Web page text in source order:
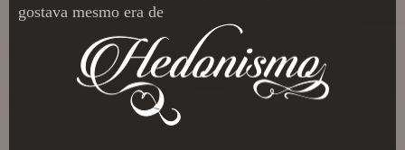
gostava mesmo era de